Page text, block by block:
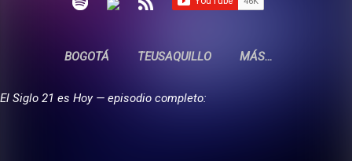
BOGOTÁ TEUSAQUILLO MÁS…
El Siglo 21 es Hoy — episodio completo: